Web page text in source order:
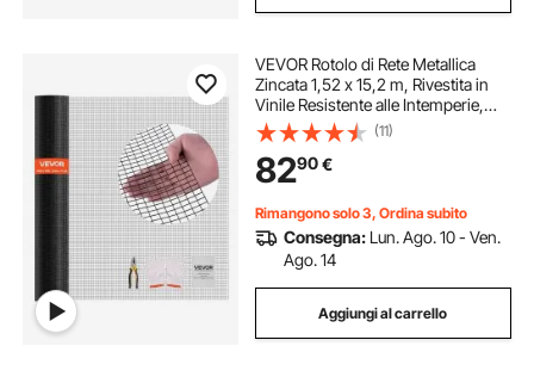
VEVOR Rotolo di Rete Metallica
Zincata 1,52 x 15,2 m, Rivestita in
Vinile Resistente alle Intemperie,
Recinzione Saldata per Piante da
Giardino Resistente per Gabbie per
Conigli e Serpenti
(11)
8290€
Rimangono solo 3, Ordina subito
Consegna: Lun. Ago. 10 - Ven.
Ago. 14
Aggiungi al carrello